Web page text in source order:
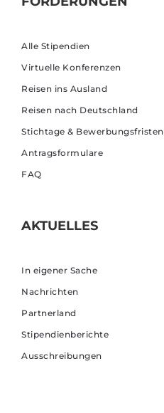
Alle Stipendien
Virtuelle Konferenzen
Reisen ins Ausland
Reisen nach Deutschland
Stichtage & Bewerbungsfristen
Antragsformulare
FAQ
AKTUELLES
In eigener Sache
Nachrichten
Partnerland
Stipendienberichte
Ausschreibungen